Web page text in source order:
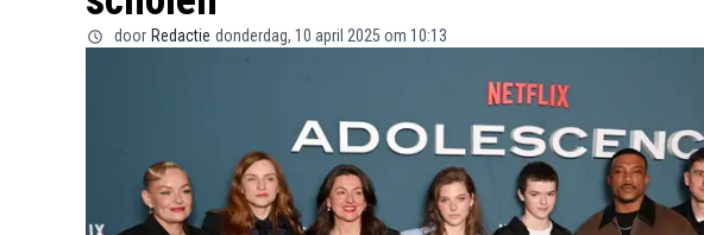
door Redactie donderdag, 10 april 2025 om 10:13